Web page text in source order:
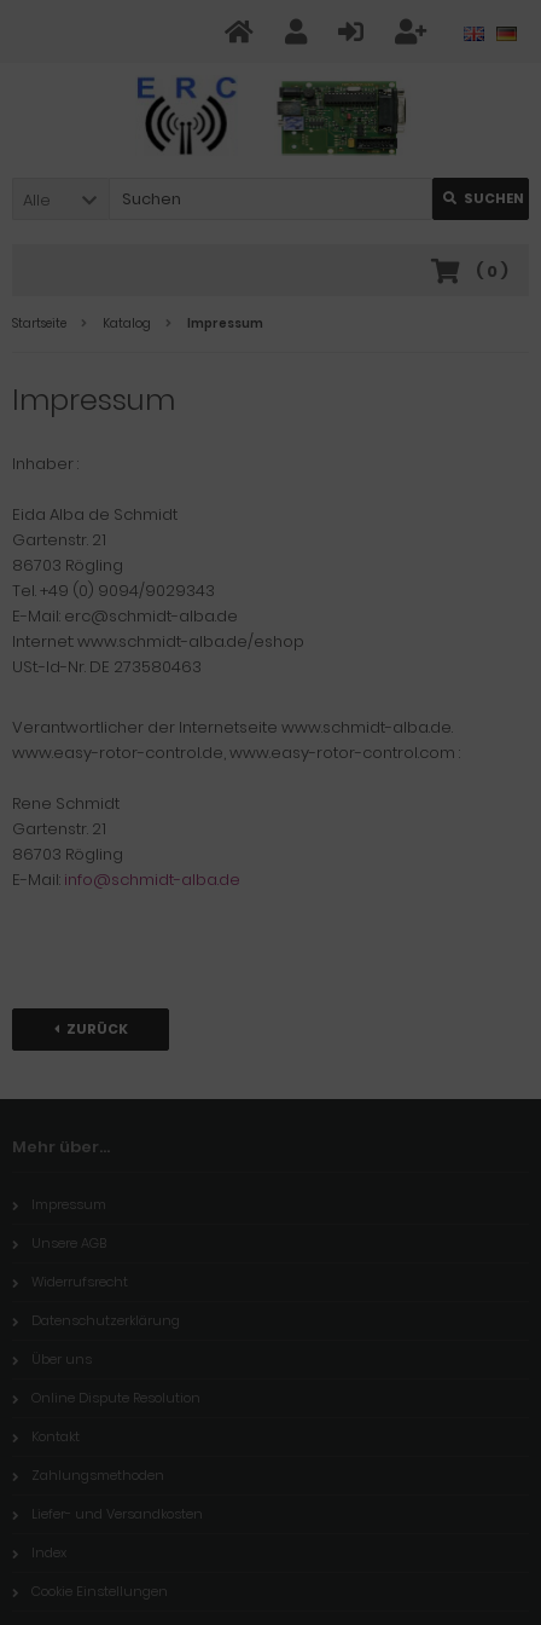
Alle SUCHEN
( 0 )
Startseite Katalog Impressum
Impressum
Inhaber :
Eida Alba de Schmidt
Gartenstr. 21
86703 Rögling
Tel. +49 (0) 9094/9029343
E-Mail: erc@schmidt-alba.de
Internet: www.schmidt-alba.de/eshop
USt.-Id-Nr. DE 273580463
Verantwortlicher der Internetseite www.schmidt-alba.de.
www.easy-rotor-control.de, www.easy-rotor-control.com :
Rene Schmidt
Gartenstr. 21
86703 Rögling
E-Mail: info@schmidt-alba.de
ZURÜCK
Mehr über...
Impressum
Unsere AGB
Widerrufsrecht
Datenschutzerklärung
Über uns
Online Dispute Resolution
Kontakt
Zahlungsmethoden
Liefer- und Versandkosten
Index
Cookie Einstellungen